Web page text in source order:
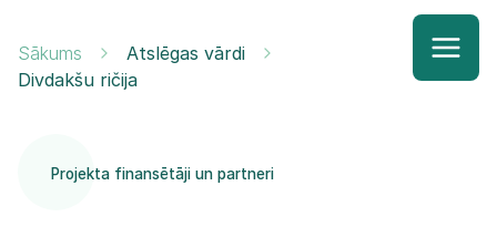
Sākums
Atslēgas vārdi
Divdakšu ričija
Projekta finansētāji un partneri